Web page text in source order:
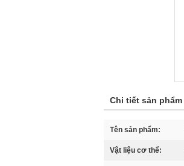
Chi tiết sản phẩm
Tên sản phẩm:
Vật liệu cơ thể: